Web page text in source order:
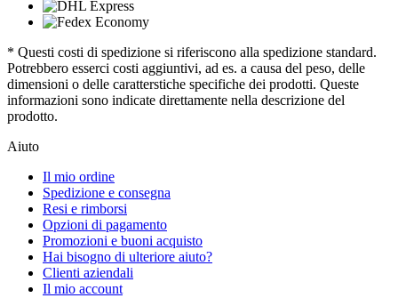
* Questi costi di spedizione si riferiscono alla spedizione standard.
Potrebbero esserci costi aggiuntivi, ad es. a causa del peso, delle
dimensioni o delle caratterstiche specifiche dei prodotti. Queste
informazioni sono indicate direttamente nella descrizione del
prodotto.
Aiuto
Il mio ordine
Spedizione e consegna
Resi e rimborsi
Opzioni di pagamento
Promozioni e buoni acquisto
Hai bisogno di ulteriore aiuto?
Clienti aziendali
Il mio account